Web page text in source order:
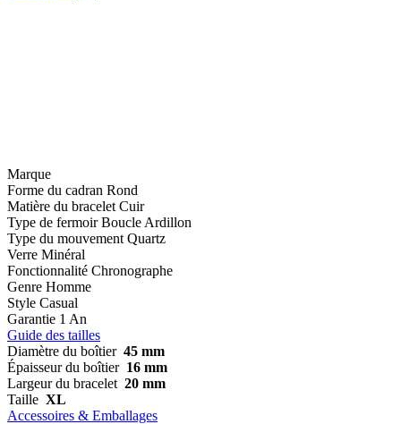
Marque
Forme du cadran Rond
Matière du bracelet Cuir
Type de fermoir Boucle Ardillon
Type du mouvement Quartz
Verre Minéral
Fonctionnalité Chronographe
Genre Homme
Style Casual
Garantie 1 An
Guide des tailles
Diamètre du boîtier 45 mm
Épaisseur du boîtier 16 mm
Largeur du bracelet 20 mm
Taille XL
Accessoires & Emballages